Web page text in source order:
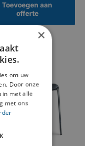
Toevoegen aan
offerte
×
om uw
Door onze
in met alle
met ons